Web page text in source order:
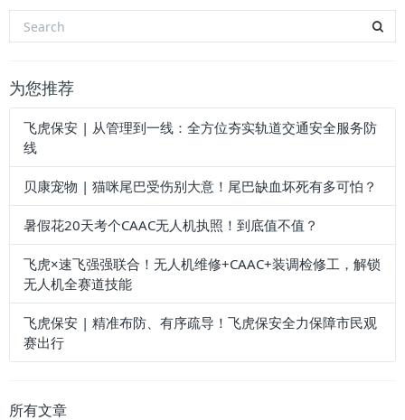
为您推荐
飞虎保安 | 从管理到一线：全方位夯实轨道交通安全服务防
线
贝康宠物 | 猫咪尾巴受伤别大意！尾巴缺血坏死有多可怕？
暑假花20天考个CAAC无人机执照！到底值不值？
飞虎×速飞强强联合！无人机维修+CAAC+装调检修工，解锁
无人机全赛道技能
飞虎保安 | 精准布防、有序疏导！飞虎保安全力保障市民观
赛出行
所有文章